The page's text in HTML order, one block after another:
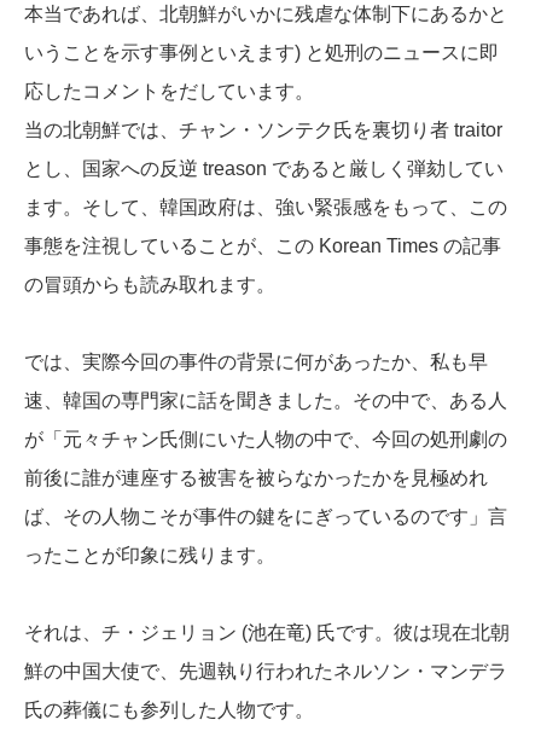
本当であれば、北朝鮮がいかに残虐な体制下にあるかと
いうことを示す事例といえます) と処刑のニュースに即
応したコメントをだしています。
当の北朝鮮では、チャン・ソンテク氏を裏切り者 traitor
とし、国家への反逆 treason であると厳しく弾劾してい
ます。そして、韓国政府は、強い緊張感をもって、この
事態を注視していることが、この Korean Times の記事
の冒頭からも読み取れます。
では、実際今回の事件の背景に何があったか、私も早
速、韓国の専門家に話を聞きました。その中で、ある人
が「元々チャン氏側にいた人物の中で、今回の処刑劇の
前後に誰が連座する被害を被らなかったかを見極めれ
ば、その人物こそが事件の鍵をにぎっているのです」言
ったことが印象に残ります。
それは、チ・ジェリョン (池在竜) 氏です。彼は現在北朝
鮮の中国大使で、先週執り行われたネルソン・マンデラ
氏の葬儀にも参列した人物です。